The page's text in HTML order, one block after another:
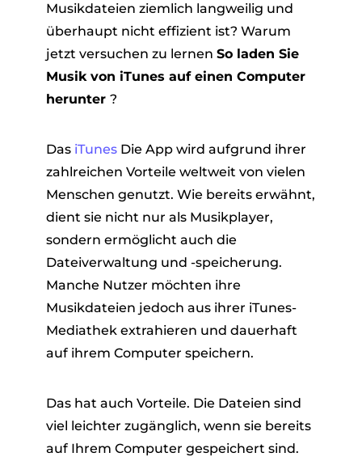
Musikdateien ziemlich langweilig und
überhaupt nicht effizient ist? Warum
jetzt versuchen zu lernen So laden Sie
Musik von iTunes auf einen Computer
herunter ?
Das iTunesDie App wird aufgrund ihrer
zahlreichen Vorteile weltweit von vielen
Menschen genutzt. Wie bereits erwähnt,
dient sie nicht nur als Musikplayer,
sondern ermöglicht auch die
Dateiverwaltung und -speicherung.
Manche Nutzer möchten ihre
Musikdateien jedoch aus ihrer iTunes-
Mediathek extrahieren und dauerhaft
auf ihrem Computer speichern.
Das hat auch Vorteile. Die Dateien sind
viel leichter zugänglich, wenn sie bereits
auf Ihrem Computer gespeichert sind.